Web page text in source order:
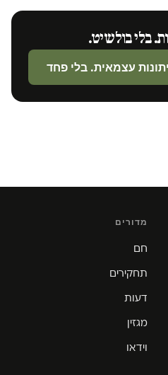
בלי בולשיט.
עצמאית. בלי פחד
מדורים
חם
תחקירים
דעות
מגזין
וידאו